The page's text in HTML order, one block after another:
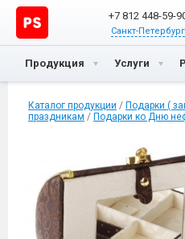
+7 812 448-59-
Санкт-Петербург
Продукция Услуги
Каталог продукции / Подарки (
праздникам / Подарки ко Дню